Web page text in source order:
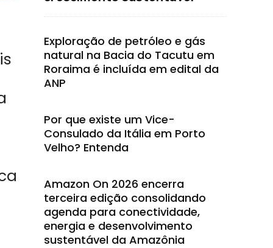
Exploração de petróleo e gás
natural na Bacia do Tacutu em
Roraima é incluída em edital da
ANP
Por que existe um Vice-
Consulado da Itália em Porto
Velho? Entenda
Amazon On 2026 encerra
terceira edição consolidando
agenda para conectividade,
energia e desenvolvimento
sustentável da Amazônia